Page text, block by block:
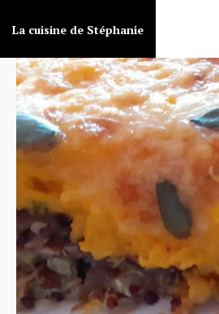
auLa cuisine de Stéphanie